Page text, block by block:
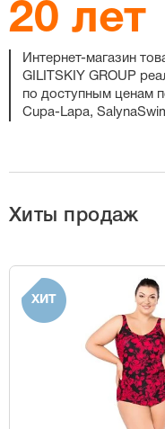
20 лет
Интернет-магазин
GILITSKIY GROUP
по доступным ценам
Cupa-Lapa,
Хиты продаж
ХИТ